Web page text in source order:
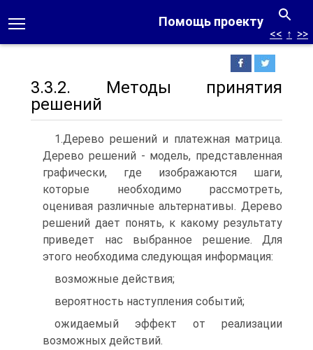
Помощь проекту
<< ↑ >>
3.3.2. Методы принятия
решений
1.Дерево решений и платежная матрица.
Дерево решений - модель, представленная
графически, где изображаются шаги,
которые необходимо рассмотреть,
оценивая различные альтернативы. Дерево
решений дает понять, к какому результату
приведет нас выбранное решение. Для
этого необходима следующая информация:
возможные действия;
вероятность наступления событий;
ожидаемый эффект от реализации
возможных действий.